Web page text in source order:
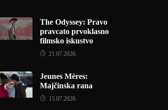
The Odyssey: Pravo
pravcato prvoklasno
filmsko iskustvo
21.07.2026.
Jeunes Mères:
Majčinska rana
15.07.2026.